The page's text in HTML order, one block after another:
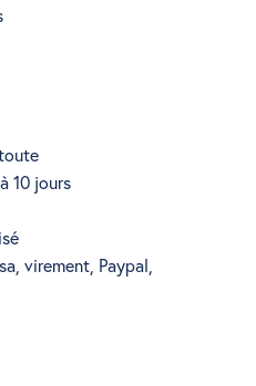
10 jours
virement, Paypal,